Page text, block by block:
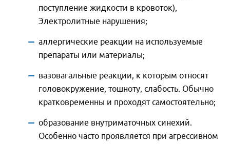
поступление жидкости в кровоток),
Электролитные нарушения;
аллергические реакции на используемые
препараты или материалы;
вазовагальные реакции, к которым относят
головокружение, тошноту, слабость. Обычно
кратковременны и проходят самостоятельно;
образование внутриматочных синехий.
Особенно часто проявляется при агрессивном